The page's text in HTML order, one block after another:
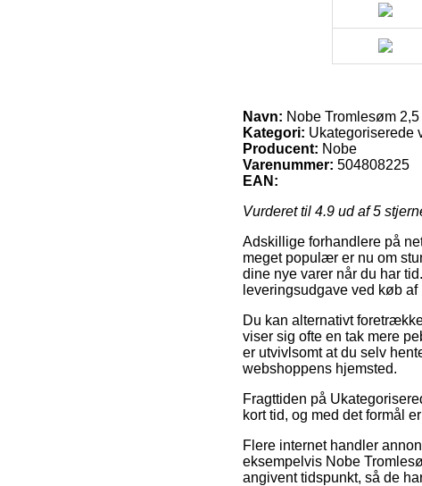
Navn: Nobe Tromlesøm
Kategori: Ukategoriserede
Producent: Nobe
Varenummer: 504808225
EAN:
Vurderet til 4.9 ud af 5
Adskillige forhandlere på
meget populær er nu om
dine nye varer når du har
leveringsudgave ved køb
Du kan alternativt
viser sig ofte en tak mere
er utvivlsomt at du selv
webshoppens hjemsted.
Fragttiden på
kort tid, og med det formål
Flere internet handler
eksempelvis Nobe
angivent tidspunkt, så de